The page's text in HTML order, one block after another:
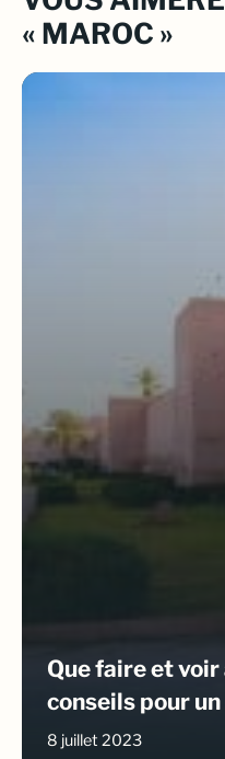
« MAROC »
Que faire et
conseils pour
8 juillet 2023